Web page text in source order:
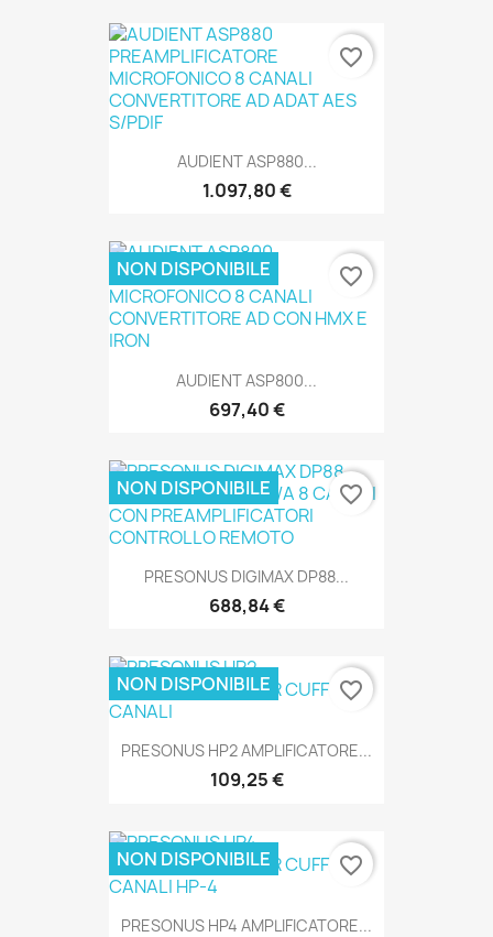
SOLO ONLINE
AUDIENT ASP880...
1.097,80 €
SOLO ONLINE
favorite_border
AUDIENT ASP800...
697,40 €
SOLO ONLINE
NON DISPONIBILE favorite_border
PRESONUS DIGIMAX DP88...
688,84 €
SOLO ONLINE
NON DISPONIBILE favorite_border
PRESONUS HP2 AMPLIFICATORE...
109,25 €
NON DISPONIBILE favorite_border
PRESONUS HP4 AMPLIFICATORE...
NON DISPONIBILE favorite_border